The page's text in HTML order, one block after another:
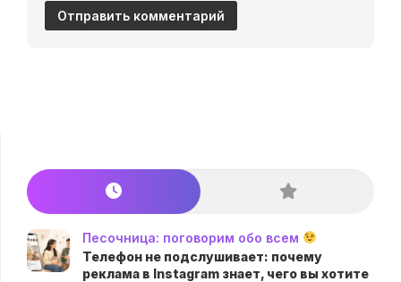
Песочница: поговорим обо всем
Телефон не подслушивает: почему
реклама в Instagram знает, чего вы хотите